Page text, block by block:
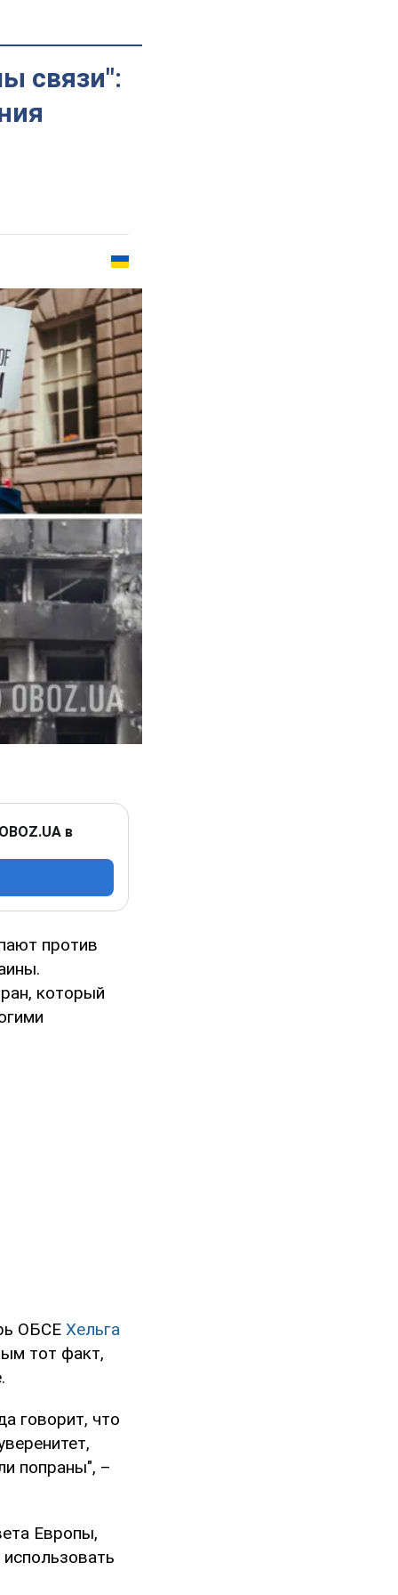
связи":
в
против
который
ОБСЕ Хельга
тот факт,
говорит, что
попраны", –
Европы,